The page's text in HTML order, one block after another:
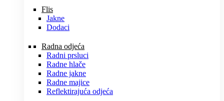
Flis
Jakne
Dodaci
Radna odjeća
Radni prsluci
Radne hlače
Radne jakne
Radne majice
Reflektirajuća odjeća